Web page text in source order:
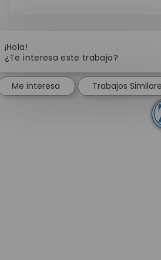
¡Hola!
¿Te interesa este trabajo?
Me interesa Trabajos